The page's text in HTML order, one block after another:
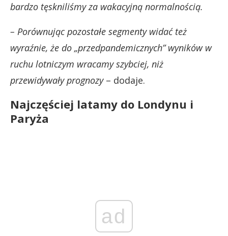
bardzo tęskniliśmy za wakacyjną normalnością.
– Porównując pozostałe segmenty widać też
wyraźnie, że do „przedpandemicznych” wyników w
ruchu lotniczym wracamy szybciej, niż
przewidywały prognozy– dodaje.
Najczęściej latamy do Londynu i
Paryża
ad